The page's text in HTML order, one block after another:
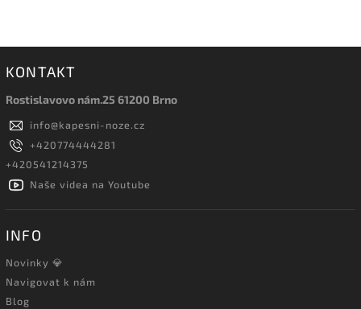
KONTAKT
Rostislavovo nám.25 61200 Brno
info@kapesni-noze.cz
+420774444281
+420541214375
Naše videa na Youtube
INFO
Novinky 💎
Navigovat k nám
Blog